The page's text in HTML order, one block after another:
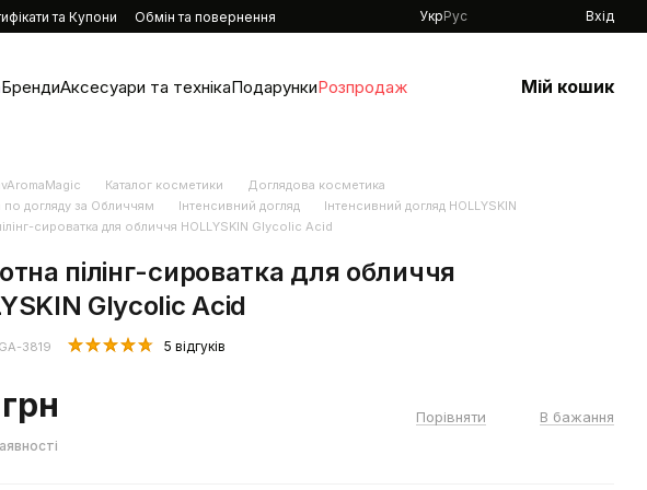
та Купони Обмін та повернення УкрРус Вхід
БрендиАксесуари та технікаПодарункиРозпродаж Мій кошик
Каталог косметики
Доглядова косметика
догляду за Обличчям
Інтенсивний догляд
Інтенсивний догляд HOLLYSKIN
сироватка для обличчя HOLLYSKIN Glycolic Acid
пілінг-сироватка для обличчя
Glycolic Acid
3819 5 відгуків
Порівняти В бажання